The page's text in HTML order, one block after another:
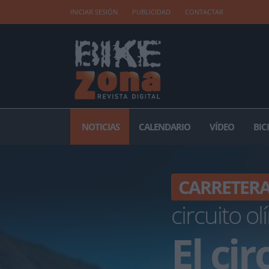
INICIAR SESIÓN PUBLICIDAD CONTACTAR
NOTICIAS CALENDARIO VÍDEO
circuito
El